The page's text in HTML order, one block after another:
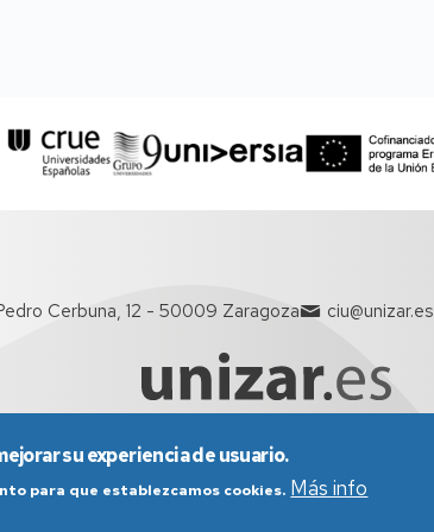
Cerbuna, 12 - 50009 Zaragoza ciu@unizar.es
generales de uso Política de Privacidad
su experiencia de usuario.
para que establezcamos cookies. Más info